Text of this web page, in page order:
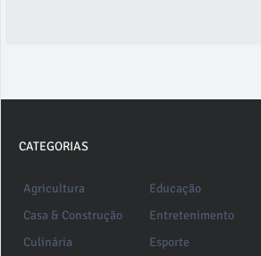
CATEGORIAS
Agricultura
Casa & Construção
Culinária
Educação
Entretenimento
Esporte